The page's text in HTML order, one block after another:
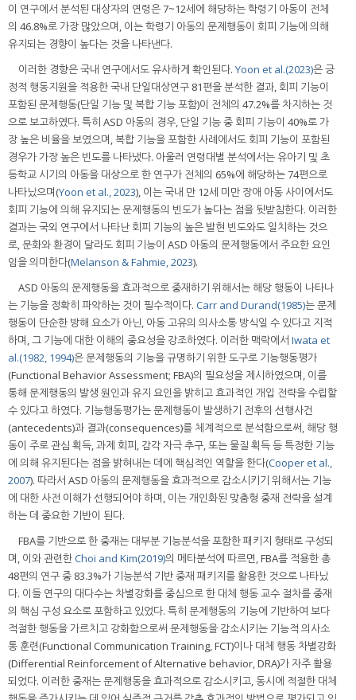
이 연구에서 분석된 대상자의 연령은 7~12세에 해당하는 학령기 아동이 전체
의 46.8%로 가장 많았으며, 이는 학령기 아동의 문제행동이 회피 기능에 의해
유지되는 경향이 높다는 것을 나타낸다.
이러한 경향은 국내 연구에서도 유사하게 확인된다. Yoon et al.(2023)은 긍
정적 행동지원을 적용한 국내 단일대상연구 81편을 분석한 결과, 회피 기능이
포함된 문제행동(단일 기능 및 복합 기능 포함)이 전체의 47.2%를 차지하는 것
으로 보고하였다. 특히 ASD 아동의 경우, 단일 기능 중 회피 기능이 40%로 가
장 높은 비율을 보였으며, 복합 기능을 포함한 사례에서도 회피 기능이 포함된
경우가 가장 높은 빈도를 나타냈다. 아울러 연령대별 분석에서는 유아기 및 초
등학교 시기의 아동을 대상으로 한 연구가 전체의 65%에 해당하는 74편으로
나타났으며(Yoon et al., 2023), 이는 국내 만 12세 미만 장애 아동 사이에서도
회피 기능에 의해 유지되는 문제행동의 빈도가 높다는 점을 뒷받침한다. 이러한
결과는 국외 연구에서 나타난 회피 기능의 높은 발현 빈도와도 일치하는 것으
로, 문화와 환경이 달라도 회피 기능이 ASD 아동의 문제행동에서 주요한 요인
임을 의미한다(Melanson & Fahmie, 2023).
ASD 아동의 문제행동을 효과적으로 중재하기 위해서는 해당 행동이 나타나
는 기능을 정확히 파악하는 것이 필수적이다. Carr and Durand(1985)는 문제
행동이 단순한 방해 요소가 아닌, 아동 고유의 의사소통 방식일 수 있다고 지적
하며, 그 기능에 대한 이해의 중요성을 강조하였다. 이러한 맥락에서 Iwata et
al.(1982, 1994)은 문제행동의 기능을 규명하기 위한 도구로 기능행동평가
(Functional Behavior Assessment; FBA)의 필요성을 제시하였으며, 이를
통해 문제행동의 발생 원인과 유지 요인을 밝히고 효과적인 개입 전략을 수립할
수 있다고 하였다. 기능행동평가는 문제행동이 발생하기 전후의 선행사건
(antecedents)과 결과(consequences)를 체계적으로 분석함으로써, 해당 행
동이 주로 관심 획득, 과제 회피, 감각 자극 추구, 또는 물질 획득 등 특정한 기능
에 의해 유지된다는 점을 밝혀내는 데에 핵심적인 역할을 한다(Cooper et al.,
2007). 따라서 ASD 아동의 문제행동을 효과적으로 감소시키기 위해서는 기능
에 대한 사전 이해가 선행되어야 하며, 이는 개인화된 맞춤형 중재 전략을 설계
하는 데 중요한 기반이 된다.
FBA를 기반으로 한 중재는 대부분 기능분석을 포함한 패키지 형태로 구성되
며, 이와 관련한Choi and Kim(2019)의 메타분석에 따르면, FBA를 적용한 총
48편의 연구 중 83.3%가 기능분석 기반 중재 패키지를 활용한 것으로 나타났
다. 이들 연구의 대다수는 차별강화를 중심으로 한 대체 행동 교수 절차를 중재
의 핵심 구성 요소로 포함하고 있었다. 특히 문제행동의 기능에 기반하여 보다
적절한 행동을 가르치고 강화함으로써 문제행동을 감소시키는 기능적 의사소
통 훈련(Functional Communication Training, FCT)이나 대체 행동 차별강화
(Differential Reinforcement of Alternative behavior, DRA)가 자주 활용
되었다. 이러한 중재는 문제행동을 효과적으로 감소시키고, 동시에 적절한 대체